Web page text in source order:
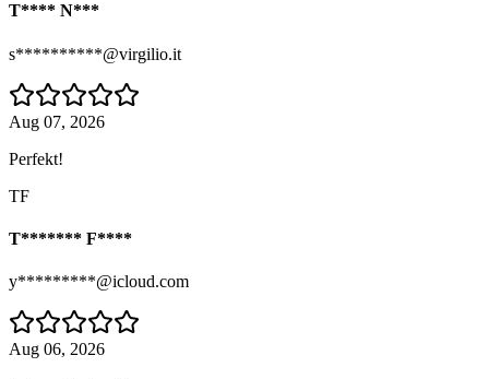
T**** N***
s**********@virgilio.it
Aug 07, 2026
Perfekt!
TF
T******* F****
y*********@icloud.com
Aug 06, 2026